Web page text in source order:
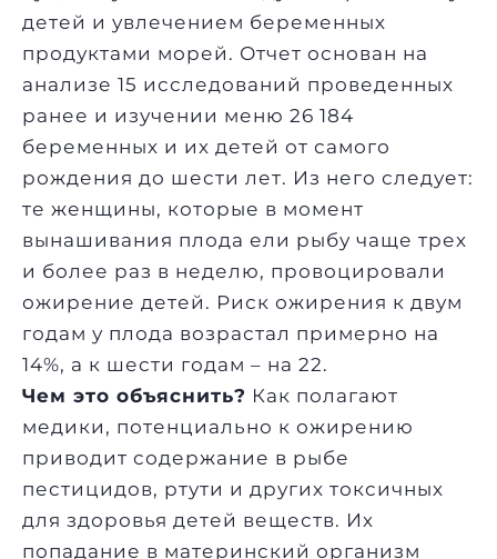
детей и увлечением беременных
продуктами морей. Отчет основан на
анализе 15 исследований проведенных
ранее и изучении меню 26 184
беременных и их детей от самого
рождения до шести лет. Из него следует:
те женщины, которые в момент
вынашивания плода ели рыбучаще трех
и более раз в неделю, провоцировали
ожирение детей. Риск ожирения к двум
годам у плода возрастал примерно на
14%, а к шести годам – на 22.
Чем это объяснить? Как полагают
медики, потенциально к ожирению
приводит содержание в рыбе
пестицидов, ртути и других токсичных
для здоровья детей веществ. Их
попадание в материнский организм